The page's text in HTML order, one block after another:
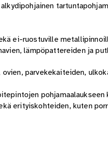
ei-ruostuville
lämpöpattereiden ja
parvekekaiteiden,
erityiskohteiden, kuten